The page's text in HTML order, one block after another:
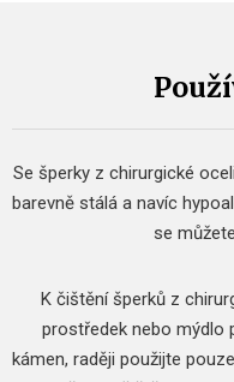
Se šperky z chirurgické
barevně stálá a navíc
se
K čištění šperků z
prostředek nebo mýdlo
kámen, raději použijte